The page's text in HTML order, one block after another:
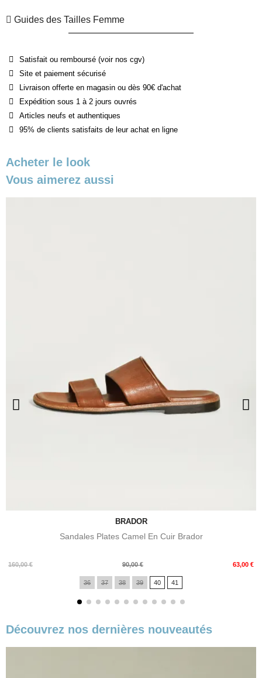
Guides des Tailles Femme
Satisfait ou remboursé (voir nos cgv)
Site et paiement sécurisé
Livraison offerte en magasin ou dès 90€ d'achat
Expédition sous 1 à 2 jours ouvrés
Articles neufs et authentiques
95% de clients satisfaits de leur achat en ligne
Acheter le look
Vous aimerez aussi
BRADOR
Sandales Plates Camel En Cuir Brador
160,00 €
Prix
90,00 € 63,00 €
Prix
36 37 38 39 40 41
Découvrez nos dernières nouveautés